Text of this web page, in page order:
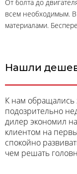
От болта до
всем необходимым.
материалами.
Нашли
К нам
подозрительно
дилер экономил
клиентом на
спокойно
чем решать